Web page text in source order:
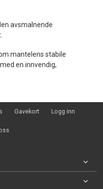
avsmalnende
mantelens stabile
en innvendig,
Gavekort Logg inn